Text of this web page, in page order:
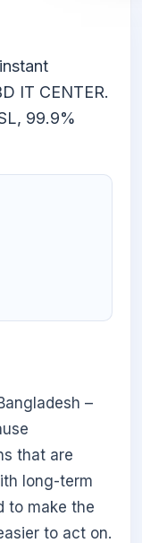
IT CENTER.
99.9%
–
that are
long-term
to make the
to act on.